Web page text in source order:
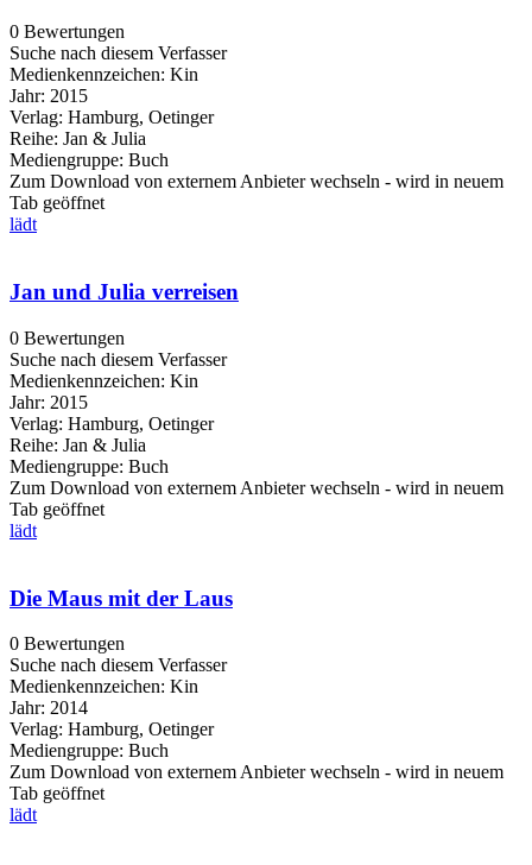
0 Bewertungen
Suche nach diesem Verfasser
Medienkennzeichen: Kin
Jahr: 2015
Verlag: Hamburg, Oetinger
Reihe: Jan & Julia
Mediengruppe: Buch
Zum Download von externem Anbieter wechseln - wird in neuem
Tab geöffnet
lädt
Jan und Julia verreisen
0 Bewertungen
Suche nach diesem Verfasser
Medienkennzeichen: Kin
Jahr: 2015
Verlag: Hamburg, Oetinger
Reihe: Jan & Julia
Mediengruppe: Buch
Zum Download von externem Anbieter wechseln - wird in neuem
Tab geöffnet
lädt
Die Maus mit der Laus
0 Bewertungen
Suche nach diesem Verfasser
Medienkennzeichen: Kin
Jahr: 2014
Verlag: Hamburg, Oetinger
Mediengruppe: Buch
Zum Download von externem Anbieter wechseln - wird in neuem
Tab geöffnet
lädt